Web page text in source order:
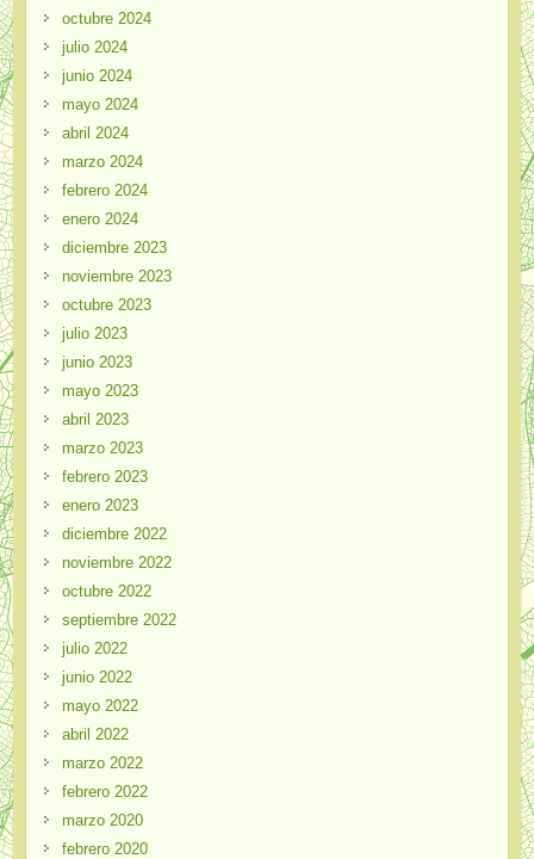
octubre 2024
julio 2024
junio 2024
mayo 2024
abril 2024
marzo 2024
febrero 2024
enero 2024
diciembre 2023
noviembre 2023
octubre 2023
julio 2023
junio 2023
mayo 2023
abril 2023
marzo 2023
febrero 2023
enero 2023
diciembre 2022
noviembre 2022
octubre 2022
septiembre 2022
julio 2022
junio 2022
mayo 2022
abril 2022
marzo 2022
febrero 2022
marzo 2020
febrero 2020